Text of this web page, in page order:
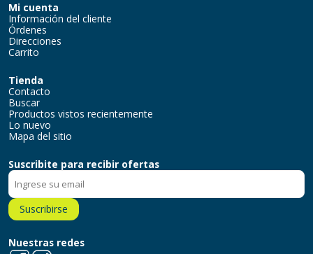
Mi cuenta
Información del cliente
Órdenes
Direcciones
Carrito
Tienda
Contacto
Buscar
Productos vistos recientemente
Lo nuevo
Mapa del sitio
Suscribite para recibir ofertas
Suscribirse
Nuestras redes